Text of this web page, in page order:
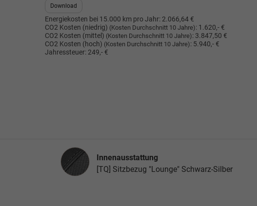
Download
Energiekosten bei 15.000 km pro Jahr: 2.066,64 €
CO2 Kosten (niedrig) (Kosten Durchschnitt 10 Jahre): 1.620,- €
CO2 Kosten (mittel) (Kosten Durchschnitt 10 Jahre): 3.847,50 €
CO2 Kosten (hoch) (Kosten Durchschnitt 10 Jahre): 5.940,- €
Jahressteuer: 249,- €
Innenausstattung
Innenausstattung
[TQ] Sitzbezug "Lounge" Schwarz-Silber